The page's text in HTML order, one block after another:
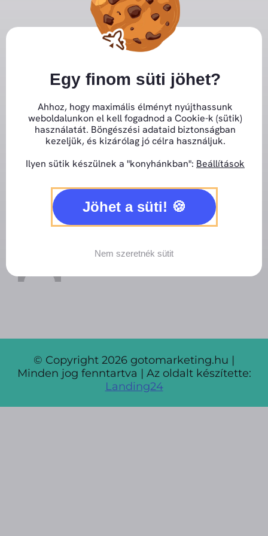
Hogy a fizetett hirdetéseid részegítően
nagy megtérülést hozzanak!
Reklámügynökségi trükkökkel és kevesek
által ismert technikákkal, hogy alig bírod
majd az új vevőidet kiszolgálni!
About the Author: Horváth Kornél
© Copyright 2026 gotomarketing.hu |
Minden jog fenntartva | Az oldalt készítette:
Landing24
Egy finom süti jöhet?
Ahhoz, hogy maximális élményt nyújthassunk
weboldalunkon el kell fogadnod a Cookie-k (sütik)
használatát. Böngészési adataid biztonságban
kezeljük, és kizárólag jó célra használjuk.
Ilyen sütik készülnek a "konyhánkban": Beállítások
Jöhet a süti!
Nem szeretnék sütit
Close GDPR Cookie Banner